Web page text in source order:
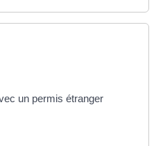
un permis étranger